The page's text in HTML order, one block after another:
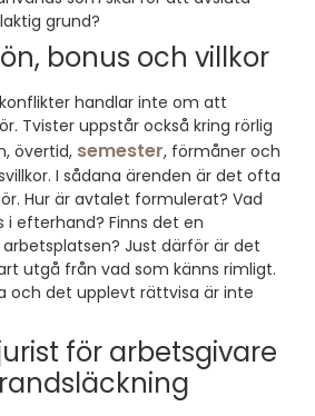
grund?
bonus och villkor
handlar inte om att
Tvister uppstår också kring rörlig
övertid, semester, förmåner och
I sådana ärenden är det ofta
Hur är avtalet formulerat? Vad
efterhand? Finns det en
Just därför är det
utgå från vad som känns rimligt.
och det upplevt rättvisa är inte
för arbetsgivare